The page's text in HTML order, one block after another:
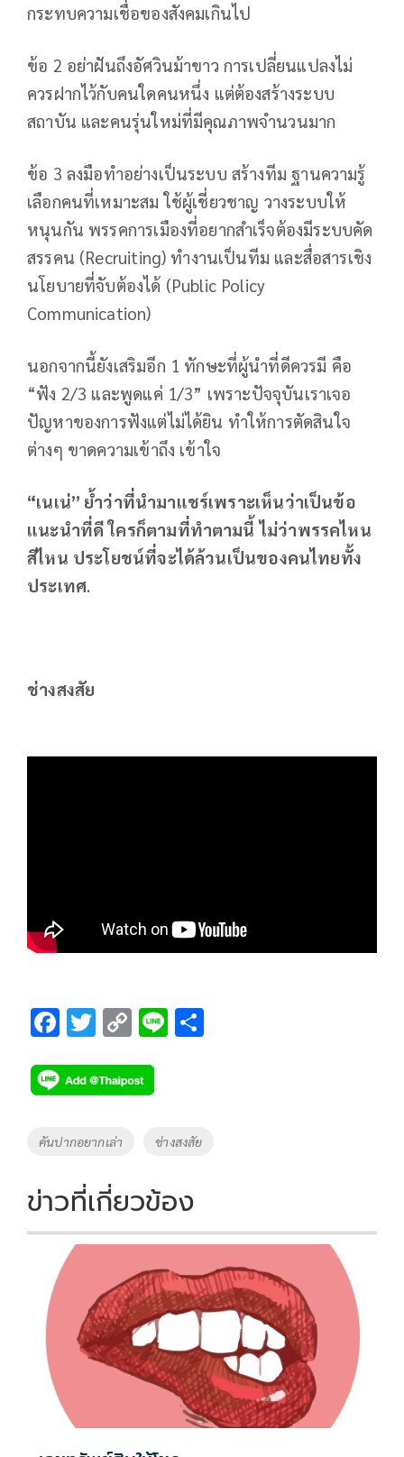
กระทบความเชื่อของสังคมเกินไป
ข้อ 2 อย่าฝันถึงอัศวินม้าขาว การเปลี่ยนแปลงไม่
ควรฝากไว้กับคนใดคนหนึ่ง แต่ต้องสร้างระบบ
สถาบัน และคนรุ่นใหม่ที่มีคุณภาพจำนวนมาก
ข้อ 3 ลงมือทำอย่างเป็นระบบ สร้างทีม ฐานความรู้
เลือกคนที่เหมาะสม ใช้ผู้เชี่ยวชาญ วางระบบให้
หนุนกัน พรรคการเมืองที่อยากสำเร็จต้องมีระบบคัด
สรรคน (Recruiting) ทำงานเป็นทีม และสื่อสารเชิง
นโยบายที่จับต้องได้ (Public Policy
Communication)
นอกจากนี้ยังเสริมอีก 1 ทักษะที่ผู้นำที่ดีควรมี คือ
“ฟัง 2/3 และพูดแค่ 1/3” เพราะปัจจุบันเราเจอ
ปัญหาของการฟังแต่ไม่ได้ยิน ทำให้การตัดสินใจ
ต่างๆ ขาดความเข้าถึง เข้าใจ
“เนเน่” ย้ำว่าที่นำมาแชร์เพราะเห็นว่าเป็นข้อ
แนะนำที่ดี ใครก็ตามที่ทำตามนี้ ไม่ว่าพรรคไหน
สีไหน ประโยชน์ที่จะได้ล้วนเป็นของคนไทยทั้ง
ประเทศ.
ช่างสงสัย
F
e
b
o
k
T
tt
er
C
p
y
Li
k
Li
Tags
คันปากอยากเล่า ช่างสงสัย
ข่าวที่เกี่ยวข้อง